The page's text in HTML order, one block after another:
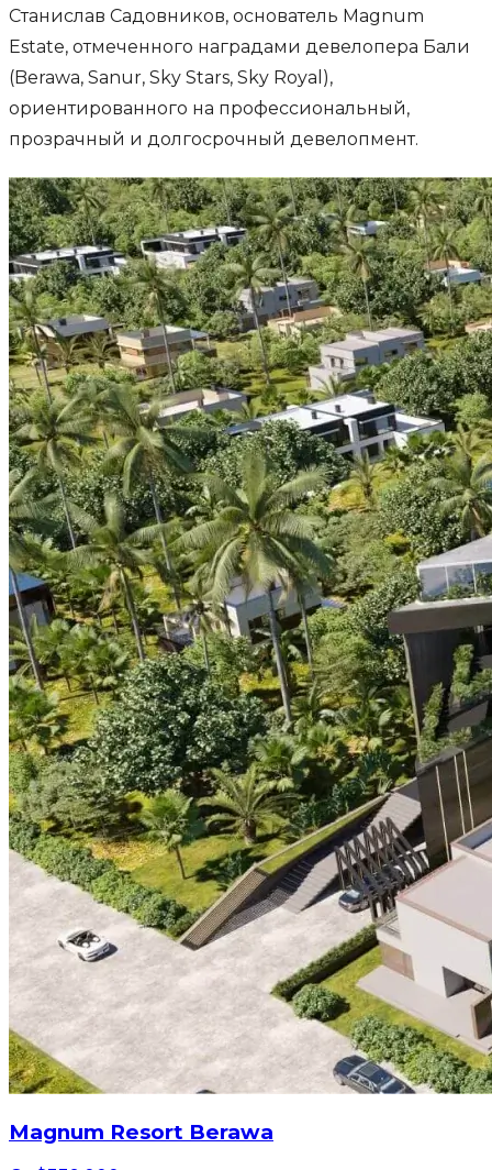
Станислав Садовников, основатель Magnum
Estate, отмеченного наградами девелопера Бали
(Berawa, Sanur, Sky Stars, Sky Royal),
ориентированного на профессиональный,
прозрачный и долгосрочный девелопмент.
Magnum Resort Berawa